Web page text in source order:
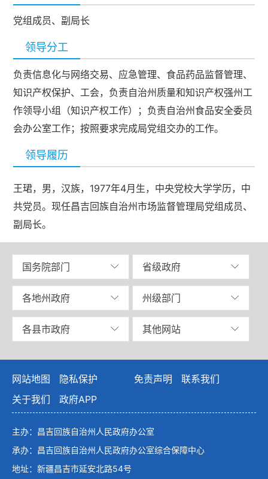
党组成员、副局长
领导分工
负责信息化与网络交易、应急管理、食品药品监督管理、
知识产权保护、工会，负责自治州质量和知识产权强州工
作领导小组（知识产权工作）；负责自治州食品安全委员
会办公室工作；按照要求完成局党组交办的工作。
领导履历
王珺，男，汉族，1977年4月生，中央党校大学学历，中
共党员。现任昌吉回族自治州市场监督管理局党组成员、
副局长。
国务院部门 省级政府
各地州政府 州级部门
各县市政府 其他网站
网站地图 隐私保护 免责声明
联系我们
关于我们
政府APP
主办：昌吉回族自治州人民政府办公室
承办：昌吉回族自治州人民政府办公室综合保障中心
地址：新疆昌吉市延安北路54号